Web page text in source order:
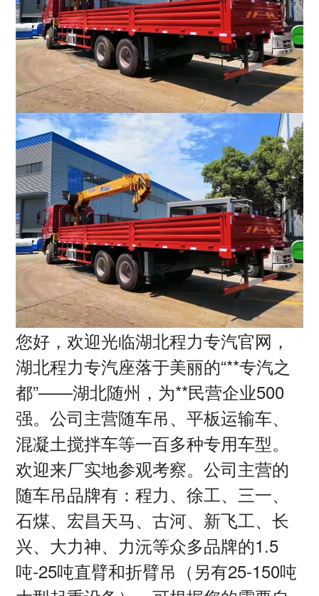
您好，欢迎光临湖北程力专汽官网，
湖北程力专汽座落于美丽的“**专汽之
都”——湖北随州，为**民营企业500
强。公司主营随车吊、平板运输车、
混凝土搅拌车等一百多种专用车型。
欢迎来厂实地参观考察。公司主营的
随车吊品牌有：程力、徐工、三一、
石煤、宏昌天马、古河、新飞工、长
兴、大力神、力沅等众多品牌的1.5
吨-25吨直臂和折臂吊（另有25-150吨